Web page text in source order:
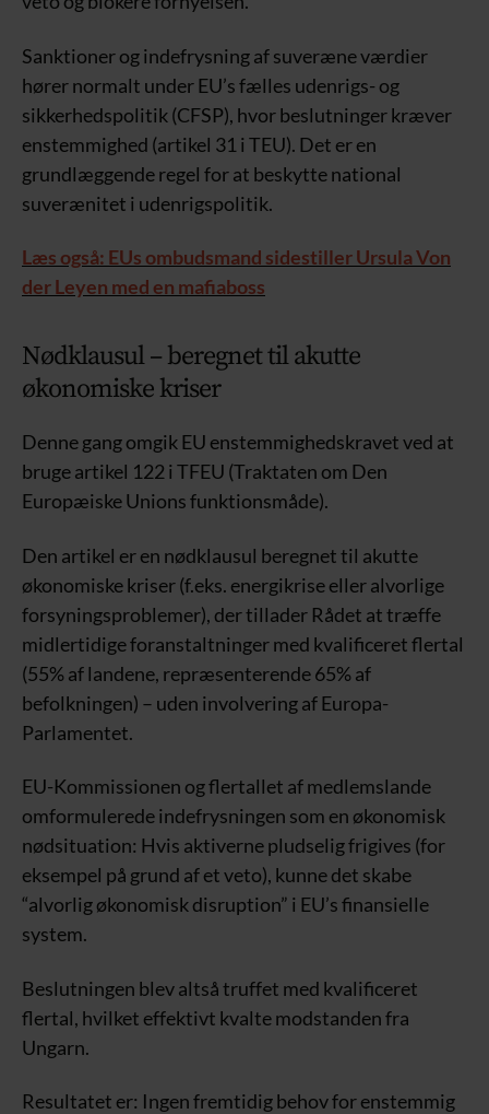
Sanktioner og indefrysning af suveræne værdier
hører normalt under EU’s fælles udenrigs- og
sikkerhedspolitik (CFSP), hvor beslutninger kræver
enstemmighed (artikel 31 i TEU). Det er en
grundlæggende regel for at beskytte national
suverænitet i udenrigspolitik.
Læs også: EUs ombudsmand sidestiller Ursula Von
der Leyen med en mafiaboss
Nødklausul – beregnet til akutte
økonomiske kriser
Denne gang omgik EU enstemmighedskravet ved at
bruge artikel 122 i TFEU (Traktaten om Den
Europæiske Unions funktionsmåde).
Den artikel er en nødklausul beregnet til akutte
økonomiske kriser (f.eks. energikrise eller alvorlige
forsyningsproblemer), der tillader Rådet at træffe
midlertidige foranstaltninger med kvalificeret flertal
(55% af landene, repræsenterende 65% af
befolkningen) – uden involvering af Europa-
Parlamentet.
EU-Kommissionen og flertallet af medlemslande
omformulerede indefrysningen som en økonomisk
nødsituation: Hvis aktiverne pludselig frigives (for
eksempel på grund af et veto), kunne det skabe
“alvorlig økonomisk disruption” i EU’s finansielle
system.
Beslutningen blev altså truffet med kvalificeret
flertal, hvilket effektivt kvalte modstanden fra
Ungarn.
Resultatet er: Ingen fremtidig behov for enstemmig